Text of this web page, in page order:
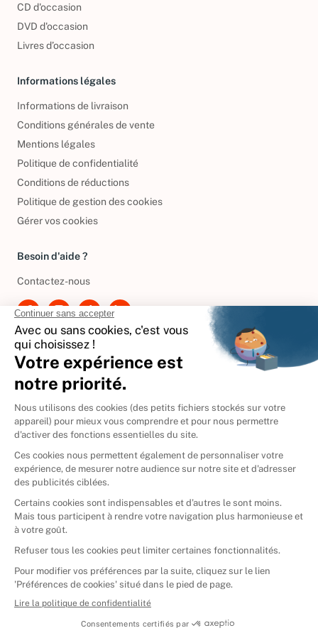
CD d'occasion
DVD d'occasion
Livres d’occasion
Informations légales
Informations de livraison
Conditions générales de vente
Mentions légales
Politique de confidentialité
Conditions de réductions
Politique de gestion des cookies
Gérer vos cookies
Besoin d'aide ?
Contactez-nous
International
🇪🇸 Espagne
🇩🇪Allemagne
🇮🇹 Italie